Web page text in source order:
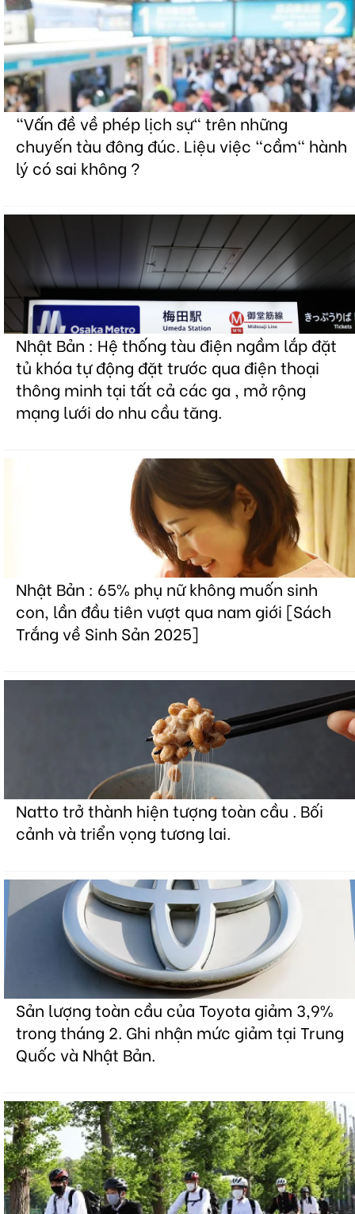
"Vấn đề về phép lịch sự" trên những
chuyến tàu đông đúc. Liệu việc "cầm" hành
lý có sai không ?
Nhật Bản : Hệ thống tàu điện ngầm lắp đặt
tủ khóa tự động đặt trước qua điện thoại
thông minh tại tất cả các ga , mở rộng
mạng lưới do nhu cầu tăng.
Nhật Bản : 65% phụ nữ không muốn sinh
con, lần đầu tiên vượt qua nam giới [Sách
Trắng về Sinh Sản 2025]
Natto trở thành hiện tượng toàn cầu . Bối
cảnh và triển vọng tương lai.
Sản lượng toàn cầu của Toyota giảm 3,9%
trong tháng 2. Ghi nhận mức giảm tại Trung
Quốc và Nhật Bản.